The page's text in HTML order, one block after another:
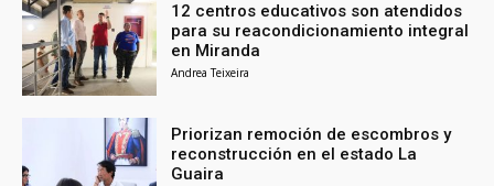
12 centros educativos son atendidos
para su reacondicionamiento integral
en Miranda
Andrea Teixeira
Priorizan remoción de escombros y
reconstrucción en el estado La
Guaira